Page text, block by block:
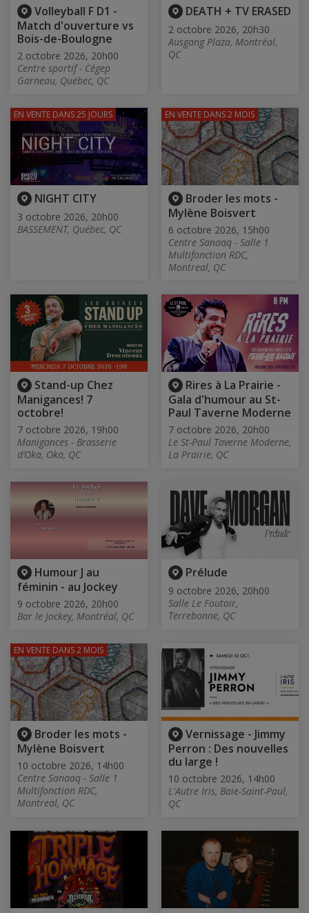
Volleyball F D1 -
Match d'ouverture vs
Bois-de-Boulogne
2 octobre 2026, 20h00
Centre sportif - Cégep
Garneau, Québec, QC
DEATH + TV ERASED
2 octobre 2026, 20h30
Ausgang Plaza, Montréal,
QC
NIGHT CITY
3 octobre 2026, 20h00
BASSEMENT, Québec, QC
EN VENTE DANS 25 JOURS
Broder les mots -
Mylène Boisvert
6 octobre 2026, 15h00
Centre Sanaaq - Salle 1
Multifonction RDC,
Montreal, QC
EN VENTE DANS 2 MOIS
Stand-up Chez
Manigances! 7
octobre!
7 octobre 2026, 19h00
Manigances - Brasserie
d’Oka, Oka, QC
Rires à La Prairie -
Gala d'humour au St-
Paul Taverne Moderne
7 octobre 2026, 20h00
Le St-Paul Taverne Moderne,
La Prairie, QC
Humour J au
féminin - au Jockey
9 octobre 2026, 20h00
Bar le Jockey, Montréal, QC
Prélude
9 octobre 2026, 20h00
Salle Le Foutoir,
Terrebonne, QC
Broder les mots -
Mylène Boisvert
10 octobre 2026, 14h00
Centre Sanaaq - Salle 1
Multifonction RDC,
Montreal, QC
EN VENTE DANS 2 MOIS
Vernissage - Jimmy
Perron : Des nouvelles
du large !
10 octobre 2026, 14h00
L'Autre Iris, Baie-Saint-Paul,
QC